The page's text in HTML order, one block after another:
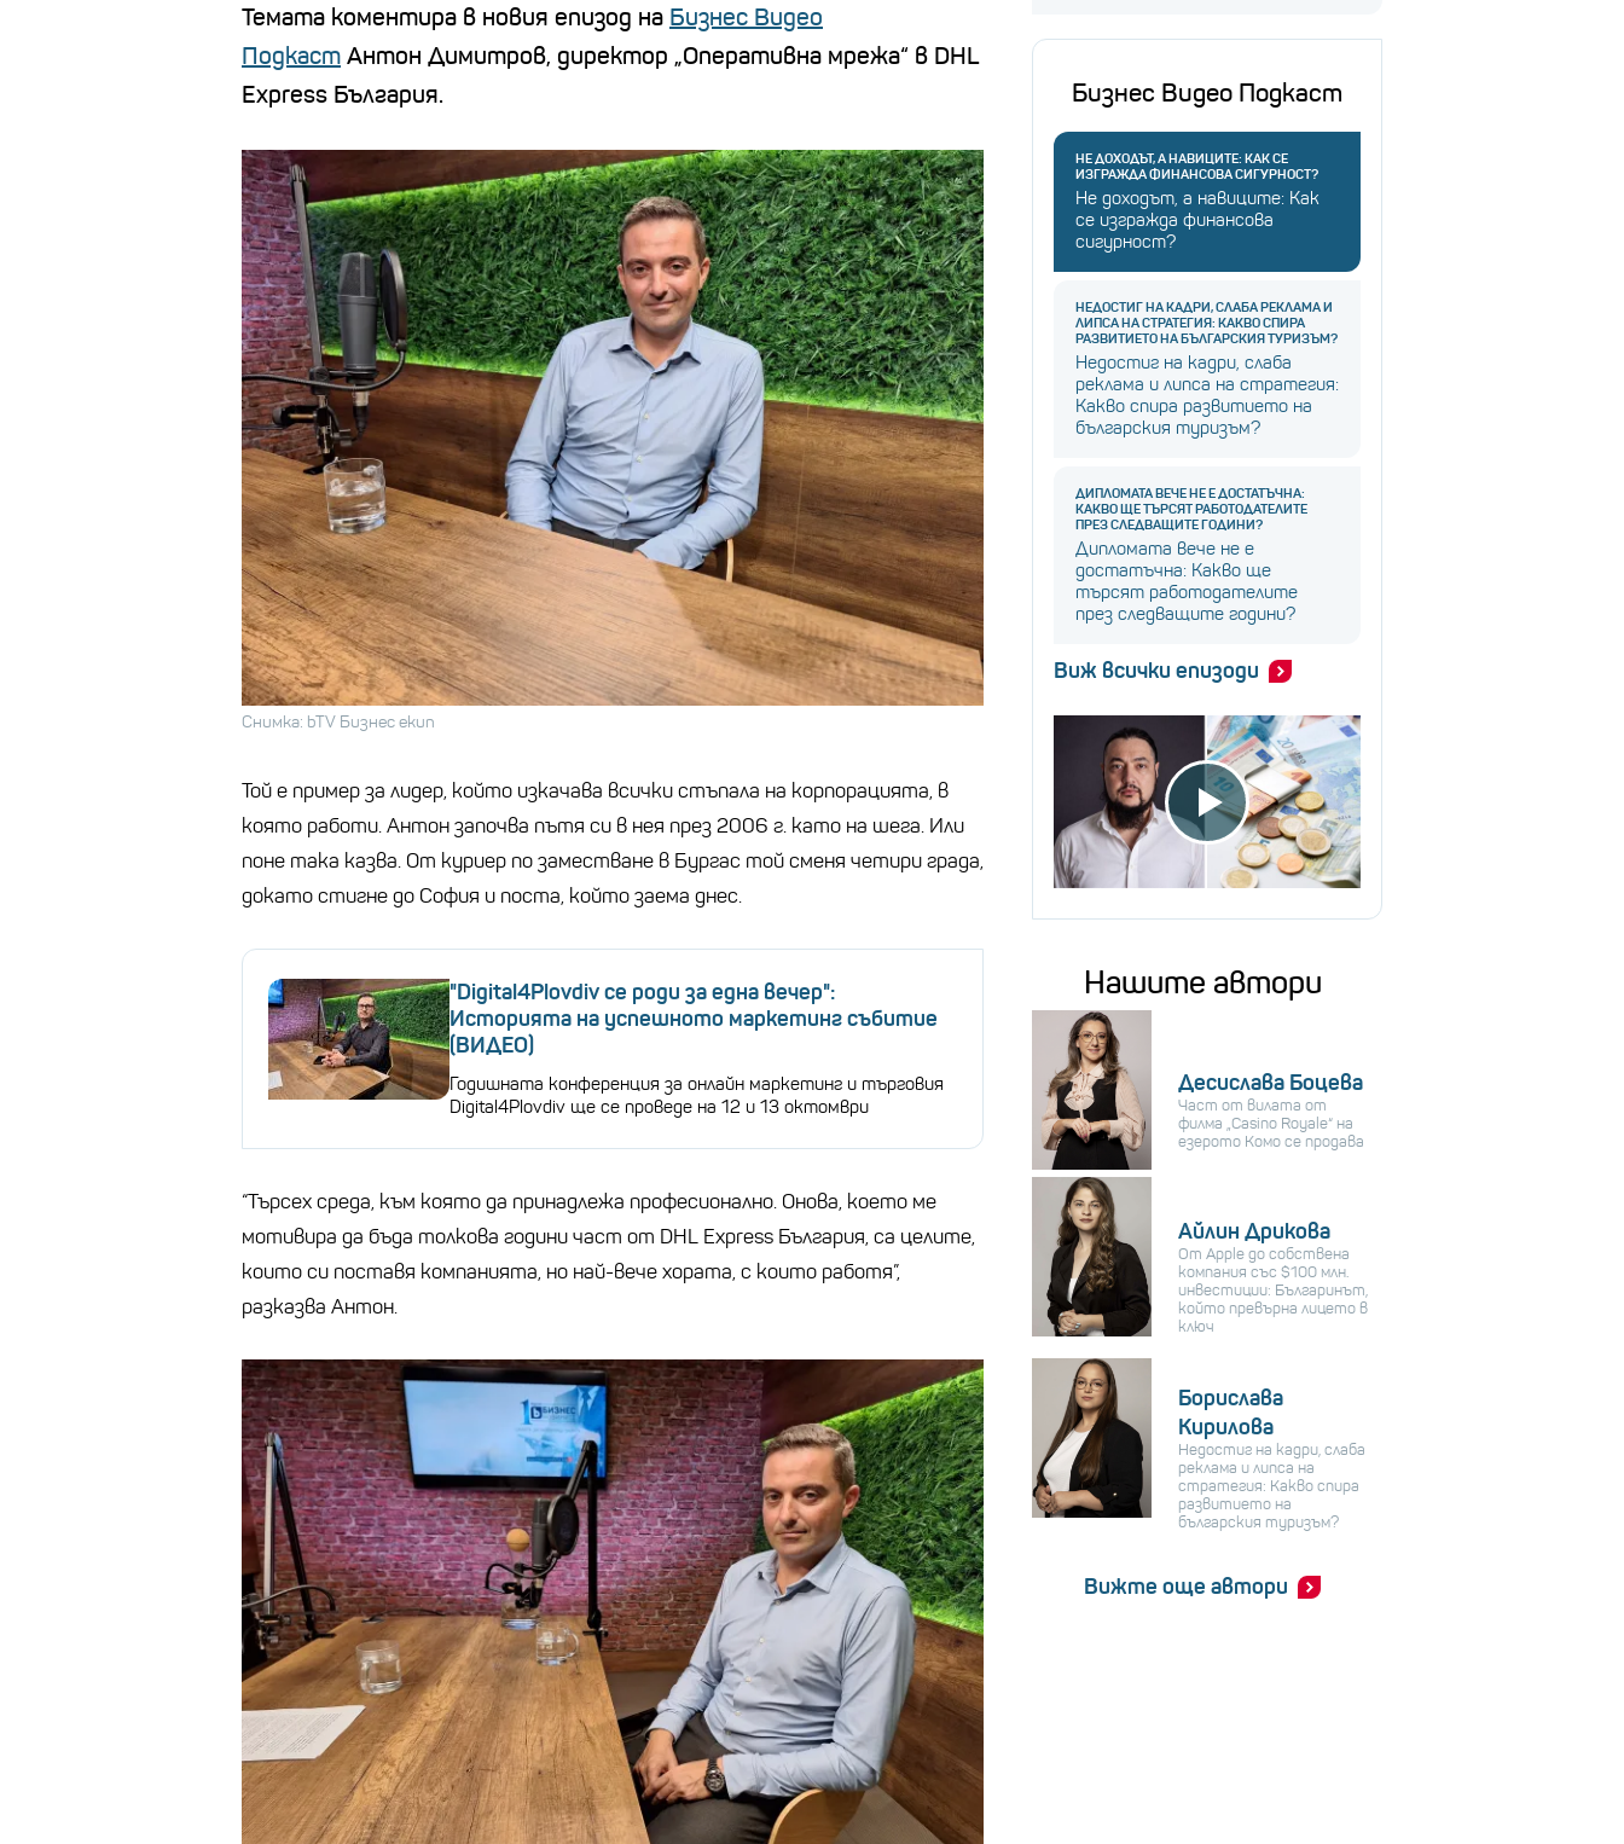
Темата коментира в новия епизод на Бизнес Видео
Подкаст Антон Димитров, директор „Оперативна мрежа“ в DHL
Express България.
Снимка: bTV Бизнес екип
Той е пример за лидер, който изкачава всички стъпала на корпорацията, в
която работи. Антон започва пътя си в нея през 2006 г. като на шега. Или
поне така казва. От куриер по заместване в Бургас той сменя четири града,
докато стигне до София и поста, който заема днес.
"Digital4Plovdiv се роди за една вечер":
Историята на успешното маркетинг събитие
(ВИДЕО)
Годишната конференция за онлайн маркетинг и търговия
Digital4Plovdiv ще се проведе на 12 и 13 октомври
“Търсех среда, към която да принадлежа професионално. Онова, което ме
мотивира да бъда толкова години част от DHL Express България, са целите,
които си поставя компанията, но най-вече хората, с които работя”,
разказва Антон.
Бизнес Видео Подкаст
НЕ ДОХОДЪТ, А НАВИЦИТЕ: КАК СЕ
ИЗГРАЖДА ФИНАНСОВА СИГУРНОСТ?
Не доходът, а навиците: Как
се изгражда финансова
сигурност?
НЕДОСТИГ НА КАДРИ, СЛАБА РЕКЛАМА И
ЛИПСА НА СТРАТЕГИЯ: КАКВО СПИРА
РАЗВИТИЕТО НА БЪЛГАРСКИЯ ТУРИЗЪМ?
Недостиг на кадри, слаба
реклама и липса на стратегия:
Какво спира развитието на
българския туризъм?
ДИПЛОМАТА ВЕЧЕ НЕ Е ДОСТАТЪЧНА:
КАКВО ЩЕ ТЪРСЯТ РАБОТОДАТЕЛИТЕ
ПРЕЗ СЛЕДВАЩИТЕ ГОДИНИ?
Дипломата вече не е
достатъчна: Какво ще
търсят работодателите
през следващите години?
Виж всички епизоди
Нашите автори
Десислава Боцева
Част от вилата от
филма „Casino Royale“ на
езерото Комо се продава
Айлин Дрикова
От Apple до собствена
компания със $100 млн.
инвестиции: Българинът,
който превърна лицето в
ключ
Борислава
Кирилова
Недостиг на кадри, слаба
реклама и липса на
стратегия: Какво спира
развитието на
българския туризъм?
Вижте още автори